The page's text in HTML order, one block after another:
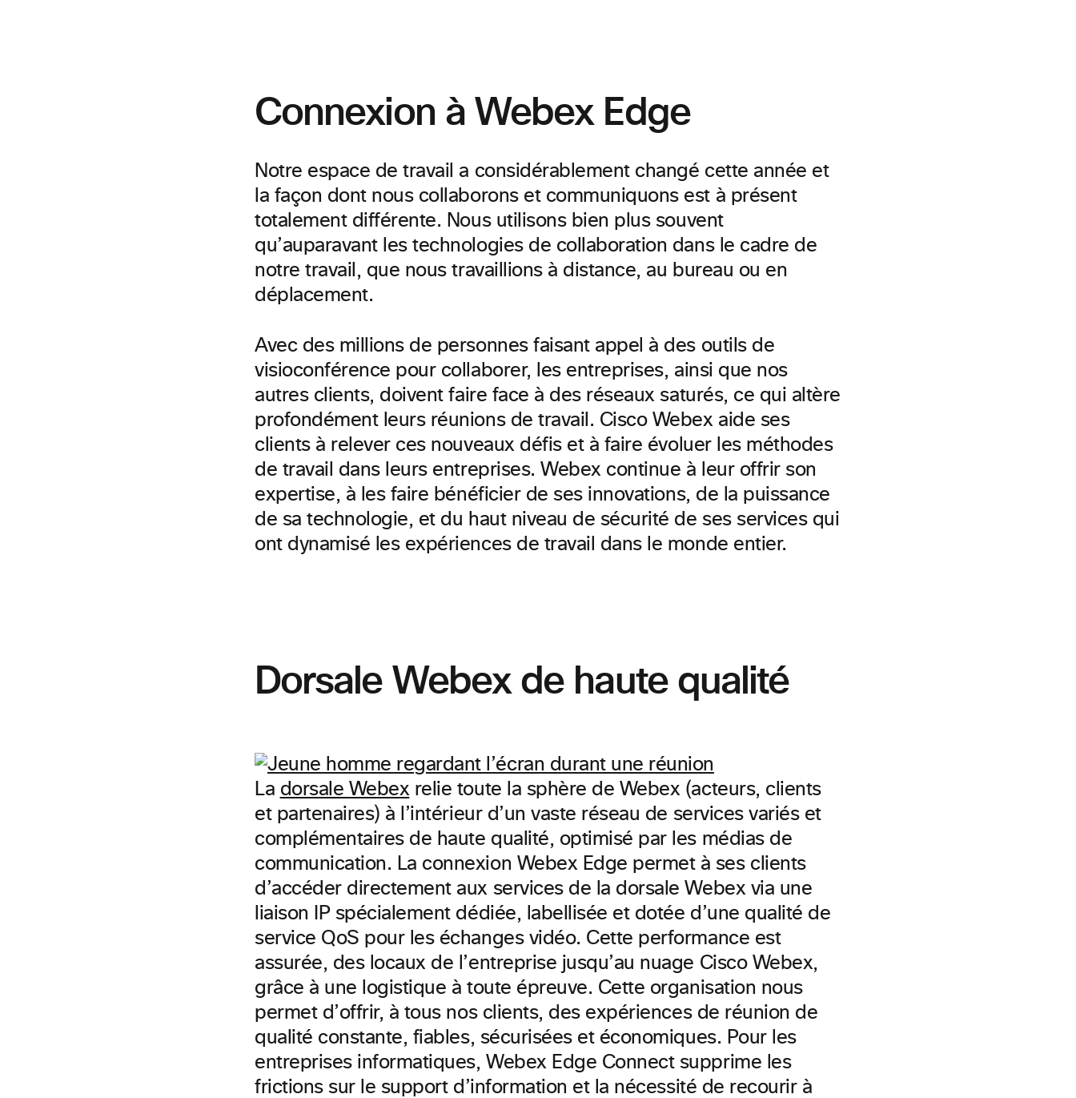
Connexion à Webex Edge
Notre espace de travail a considérablement changé cette année et
la façon dont nous collaborons et communiquons est à présent
totalement différente. Nous utilisons bien plus souvent
qu’auparavant les technologies de collaboration dans le cadre de
notre travail, que nous travaillions à distance, au bureau ou en
déplacement.
Avec des millions de personnes faisant appel à des outils de
visioconférence pour collaborer, les entreprises, ainsi que nos
autres clients, doivent faire face à des réseaux saturés, ce qui altère
profondément leurs réunions de travail. Cisco Webex aide ses
clients à relever ces nouveaux défis et à faire évoluer les méthodes
de travail dans leurs entreprises. Webex continue à leur offrir son
expertise, à les faire bénéficier de ses innovations, de la puissance
de sa technologie, et du haut niveau de sécurité de ses services qui
ont dynamisé les expériences de travail dans le monde entier.
Dorsale Webex de haute qualité
La dorsale Webexrelie toute la sphère de Webex (acteurs, clients
et partenaires) à l’intérieur d’un vaste réseau de services variés et
complémentaires de haute qualité, optimisé par les médias de
communication. La connexion Webex Edge permet à ses clients
d’accéder directement aux services de la dorsale Webex via une
liaison IP spécialement dédiée, labellisée et dotée d’une qualité de
service QoS pour les échanges vidéo. Cette performance est
assurée, des locaux de l’entreprise jusqu’au nuage Cisco Webex,
grâce à une logistique à toute épreuve. Cette organisation nous
permet d’offrir, à tous nos clients, des expériences de réunion de
qualité constante, fiables, sécurisées et économiques. Pour les
entreprises informatiques, Webex Edge Connect supprime les
frictions sur le support d’information et la nécessité de recourir à